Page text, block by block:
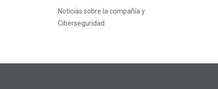
Noticias sobre la compañía y
Ciberseguridad.